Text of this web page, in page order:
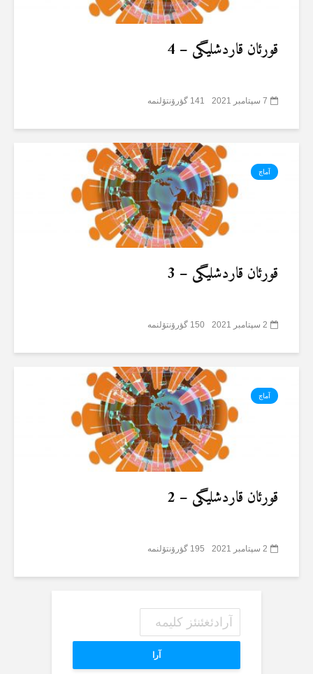
قورئان قاردشلیگی – 4
7 سپتامبر 2021 141 گؤرۆنتۆلنمە
آماچ
قورئان قاردشلیگی – 3
2 سپتامبر 2021 150 گؤرۆنتۆلنمە
آماچ
قورئان قاردشلیگی – 2
2 سپتامبر 2021 195 گؤرۆنتۆلنمە
آرا